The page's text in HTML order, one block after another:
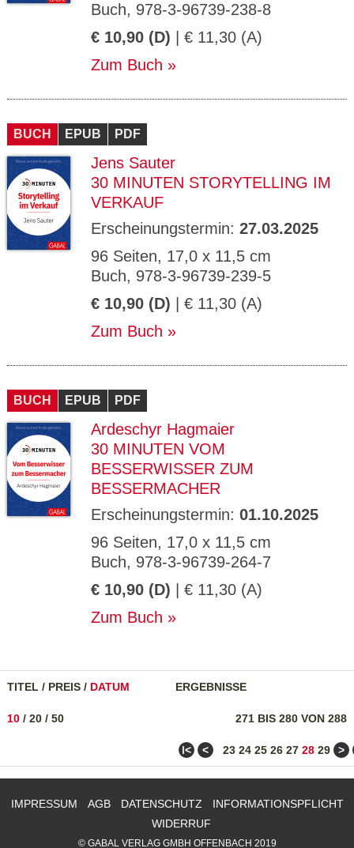
Buch, 978-3-96739-238-8
€ 10,90 (D) | € 11,30 (A)
Zum Buch
BUCH EPUB PDF
Jens Sauter
30 MINUTEN STORYTELLING IM
VERKAUF
Erscheinungstermin: 27.03.2025
96 Seiten, 17,0 x 11,5 cm
Buch, 978-3-96739-239-5
€ 10,90 (D) | € 11,30 (A)
Zum Buch
BUCH EPUB PDF
Ardeschyr Hagmaier
30 MINUTEN VOM
BESSERWISSER ZUM
BESSERMACHER
Erscheinungstermin: 01.10.2025
96 Seiten, 17,0 x 11,5 cm
Buch, 978-3-96739-264-7
€ 10,90 (D) | € 11,30 (A)
Zum Buch
TITEL / PREIS / DATUM ERGEBNISSE
271 BIS 280 VON 288
10 / 20 / 50
ǀ< < 23 24 25 26 27 28 29 >
IMPRESSUM AGB DATENSCHUTZ
INFORMATIONSPFLICHT
WIDERRUF
© GABAL VERLAG GMBH OFFENBACH 2019